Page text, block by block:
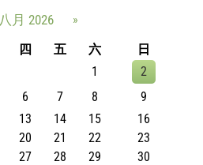
八月 2026
»
四 五 六
日
1
2
6 7 8
9
13 14 15
16
20 21 22
23
27 28 29
30